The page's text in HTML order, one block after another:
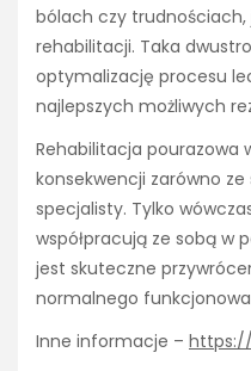
bólach czy
rehabilitacji. Taka
optymalizację procesu
najlepszych możliwych
Rehabilitacja pourazowa
konsekwencji zarówno
specjalisty. Tylko
współpracują ze sobą w
jest skuteczne
normalnego
Inne informacje –